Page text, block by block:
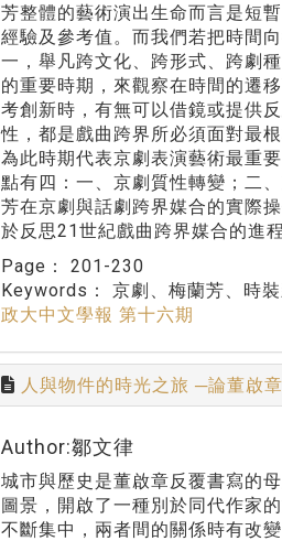
芳整體的藝術演出生命而言是短
經驗及參考值。而我們若把時間
一，舉凡跨文化、跨形式、跨劇
的重要時期，來觀察在時間的遷
考創新時，有無可以借鏡或提供
性，都是戲曲跨界所必須面對最
為此時期代表京劇表演藝術最重
點有四：一、京劇質性轉變；二
芳在京劇與話劇跨界媒合的實際
於反思21世紀戲曲跨界媒合的進
Page： 201-230
Keywords： 京劇、梅蘭芳、時
政大中文學報 第十六期
人與物件的時光之旅 ─論董啟
Author:鄒文律
城市與歷史是董啟章反覆書寫的
圖景，開啟了一種別於同代作家
不斷集中，兩者間的關係時有改